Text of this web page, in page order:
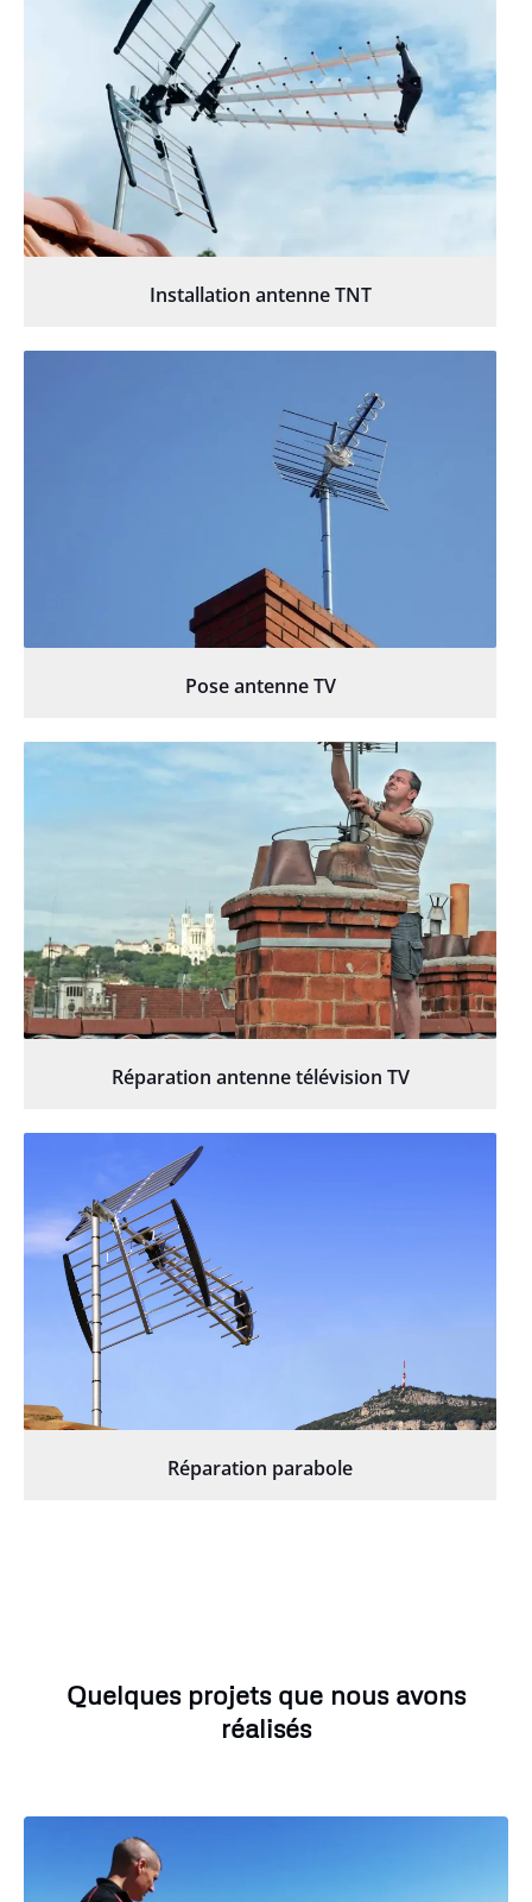
Installation antenne TNT
Pose antenne TV
Réparation antenne télévision TV
Réparation parabole
Quelques projets que nous avons
réalisés